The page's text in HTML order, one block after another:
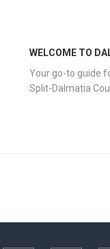
WELCOME TO
Your go-to guide
Split-Dalmatia